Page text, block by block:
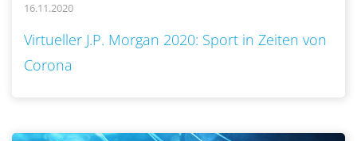
16.11.2020
Virtueller J.P. Morgan 2020: Sport in Zeiten von
Corona